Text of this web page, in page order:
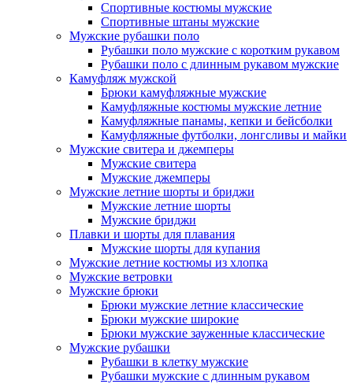
Спортивные костюмы мужские
Спортивные штаны мужские
Мужские рубашки поло
Рубашки поло мужские с коротким рукавом
Рубашки поло с длинным рукавом мужские
Камуфляж мужской
Брюки камуфляжные мужские
Камуфляжные костюмы мужские летние
Камуфляжные панамы, кепки и бейсболки
Камуфляжные футболки, лонгсливы и майки
Мужские свитера и джемперы
Мужские свитера
Мужские джемперы
Мужские летние шорты и бриджи
Мужские летние шорты
Мужские бриджи
Плавки и шорты для плавания
Мужские шорты для купания
Мужские летние костюмы из хлопка
Мужские ветровки
Мужские брюки
Брюки мужские летние классические
Брюки мужские широкие
Брюки мужские зауженные классические
Мужские рубашки
Рубашки в клетку мужские
Рубашки мужские с длинным рукавом